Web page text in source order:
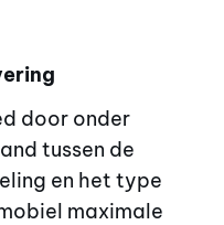
door onder
tussen de
en het type
maximale